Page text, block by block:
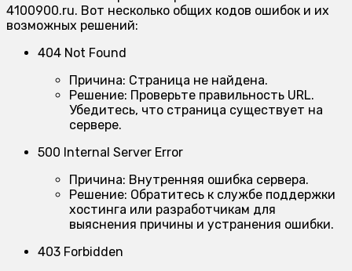
4100900.ru. Вот несколько общих кодов ошибок и их
возможных решений:
404 Not Found
Причина: Страница не найдена.
Решение: Проверьте правильность URL.
Убедитесь, что страница существует на
сервере.
500 Internal Server Error
Причина: Внутренняя ошибка сервера.
Решение: Обратитесь к службе поддержки
хостинга или разработчикам для
выяснения причины и устранения ошибки.
403 Forbidden